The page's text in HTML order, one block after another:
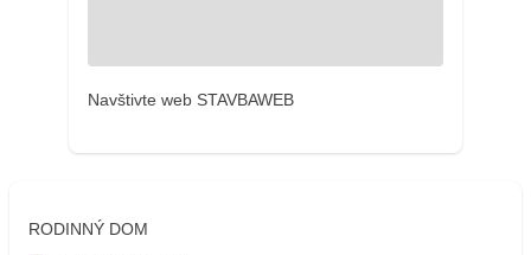
Navštivte web STAVBAWEB
RODINNÝ DOM